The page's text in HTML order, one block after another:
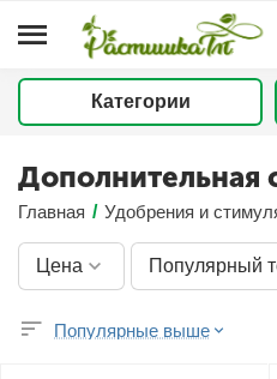
Категории
Дополнительная
Главная / Удобрения и
Цена Популярный
Популярные выше